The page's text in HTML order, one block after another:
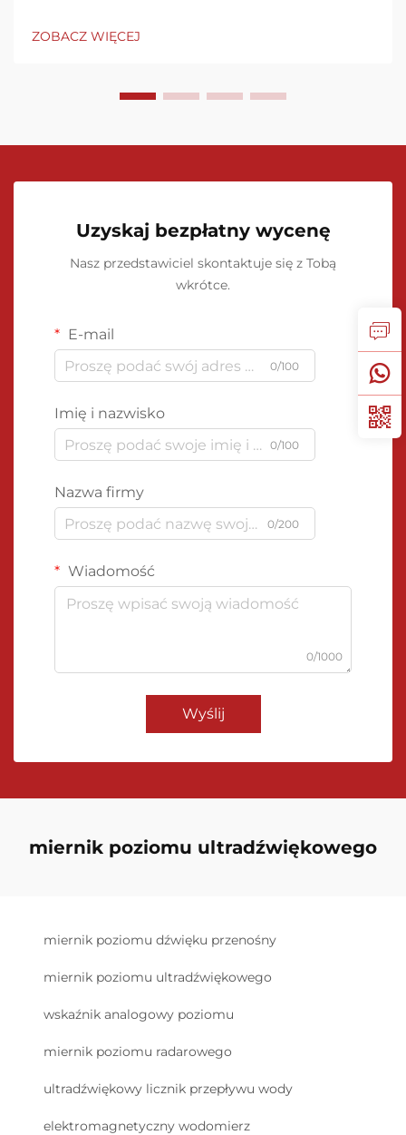
efektywności, kontroli jakości oraz zgodności z
ZOBACZ WIĘCEJ
Uzyskaj bezpłatny wycenę
Nasz przedstawiciel skontaktuje się z Tobą
wkrótce.
E-mail
0/100
Imię i nazwisko
0/100
Nazwa firmy
0/200
Wiadomość
0/1000
Wyślij
miernik poziomu ultradźwiękowego
miernik poziomu dźwięku przenośny
miernik poziomu ultradźwiękowego
wskaźnik analogowy poziomu
miernik poziomu radarowego
ultradźwiękowy licznik przepływu wody
elektromagnetyczny wodomierz